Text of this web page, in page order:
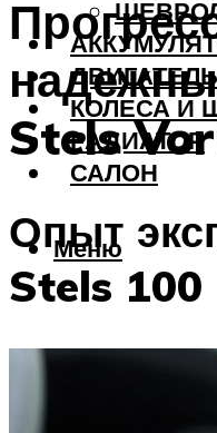
ДВИГАТЕЛЬ
КОЛЕСА И
РАДИАТОР
САЛОН
Меню
Stels
Опыт
Stels 100